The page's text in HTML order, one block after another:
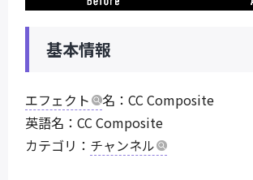
基本情報
エフェクト
名：CC Composite
英語名：CC Composite
カテゴリ： チャンネル